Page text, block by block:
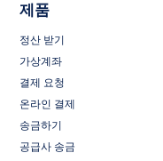
제품
정산 받기
가상계좌
결제 요청
온라인 결제
송금하기
공급사 송금